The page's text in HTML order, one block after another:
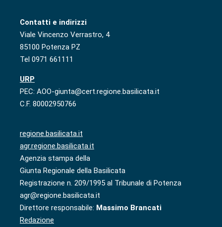
Contatti e indirizzi
Viale Vincenzo Verrastro, 4
85100 Potenza PZ
Tel 0971 661111
URP
PEC: AOO-giunta@cert.regione.basilicata.it
C.F. 80002950766
regione.basilicata.it
agr.regione.basilicata.it
Agenzia stampa della
Giunta Regionale della Basilicata
Registrazione n. 209/1995 al Tribunale di Potenza
agr@regione.basilicata.it
Direttore responsabile: Massimo Brancati
Redazione